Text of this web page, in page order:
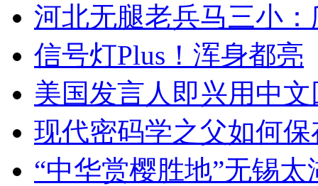
河北无腿老兵马三小
信号灯Plus！浑身都亮
美国发言人即兴用中
现代密码学之父如何
“中华赏樱胜地”无锡